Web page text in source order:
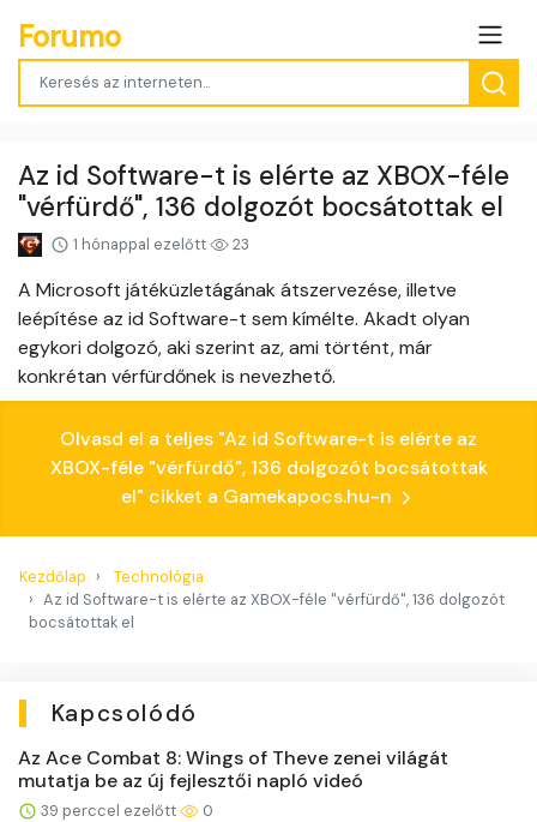
Forumo
Az id Software-t is elérte az XBOX-féle
"vérfürdő", 136 dolgozót bocsátottak el
1 hónappal ezelőtt 23
A Microsoft játéküzletágának átszervezése, illetve
leépítése az id Software-t sem kímélte. Akadt olyan
egykori dolgozó, aki szerint az, ami történt, már
konkrétan vérfürdőnek is nevezhető.
Olvasd el a teljes "Az id Software-t is elérte az
XBOX-féle "vérfürdő", 136 dolgozót bocsátottak
el" cikket a Gamekapocs.hu-n
Kezdőlap
Technológia
Az id Software-t is elérte az XBOX-féle "vérfürdő", 136 dolgozót
bocsátottak el
Kapcsolódó
Az Ace Combat 8: Wings of Theve zenei világát
mutatja be az új fejlesztői napló videó
39 perccel ezelőtt 0